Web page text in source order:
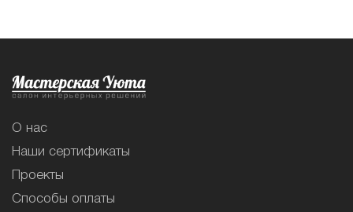
О нас
Наши сертификаты
Проекты
Способы оплаты